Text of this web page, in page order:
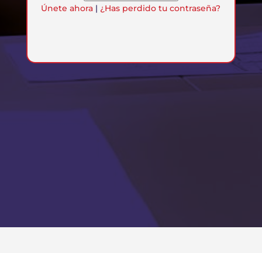
Únete ahora | ¿Has perdido tu contraseña?